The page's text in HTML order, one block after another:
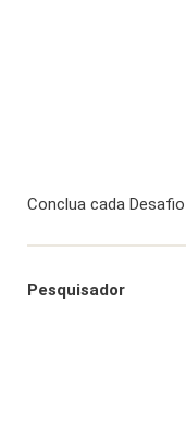
Conclua cada
Pesquisador